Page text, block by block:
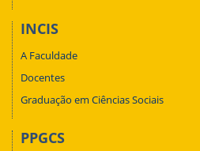
INCIS
A Faculdade
Docentes
Graduação em Ciências Sociais
PPGCS